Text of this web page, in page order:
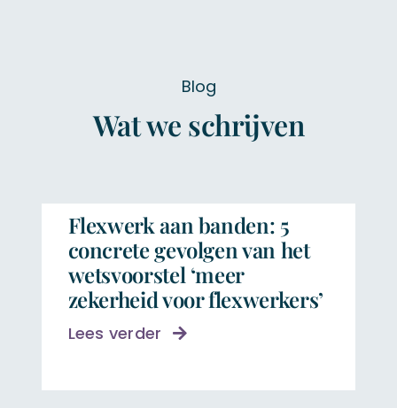
Blog
Wat we schrijven
Flexwerk aan banden: 5
concrete gevolgen van het
wetsvoorstel ‘meer
zekerheid voor flexwerkers’
Lees verder